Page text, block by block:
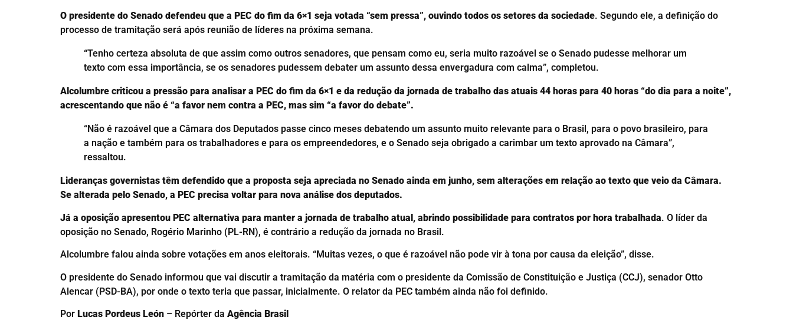
O presidente do Senado defendeu que a PEC do fim da 6×1 seja votada “sem pressa”, ouvindo todos os setores da sociedade. Segundo ele, a definição do
processo de tramitação será após reunião de líderes na próxima semana.
“Tenho certeza absoluta de que assim como outros senadores, que pensam como eu, seria muito razoável se o Senado pudesse melhorar um
texto com essa importância, se os senadores pudessem debater um assunto dessa envergadura com calma”, completou.
Alcolumbre criticou a pressão para analisar a PEC do fim da 6×1 e da redução da jornada de trabalho das atuais 44 horas para 40 horas “do dia para a noite”,
acrescentando que não é “a favor nem contra a PEC, mas sim “a favor do debate”.
“Não é razoável que a Câmara dos Deputados passe cinco meses debatendo um assunto muito relevante para o Brasil, para o povo brasileiro, para
a nação e também para os trabalhadores e para os empreendedores, e o Senado seja obrigado a carimbar um texto aprovado na Câmara”,
ressaltou.
Lideranças governistas têm defendido que a proposta seja apreciada no Senado ainda em junho, sem alterações em relação ao texto que veio da Câmara.
Se alterada pelo Senado, a PEC precisa voltar para nova análise dos deputados.
Já a oposição apresentou PEC alternativa para manter a jornada de trabalho atual, abrindo possibilidade para contratos por hora trabalhada. O líder da
oposição no Senado, Rogério Marinho (PL-RN), é contrário a redução da jornada no Brasil.
Alcolumbre falou ainda sobre votações em anos eleitorais. “Muitas vezes, o que é razoável não pode vir à tona por causa da eleição”, disse.
O presidente do Senado informou que vai discutir a tramitação da matéria com o presidente da Comissão de Constituição e Justiça (CCJ), senador Otto
Alencar (PSD-BA), por onde o texto teria que passar, inicialmente. O relator da PEC também ainda não foi definido.
Por Lucas Pordeus León – Repórter da Agência Brasil